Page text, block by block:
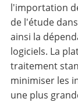
l'importation
de l'étude
ainsi la
logiciels. La
traitement
minimiser les
une plus